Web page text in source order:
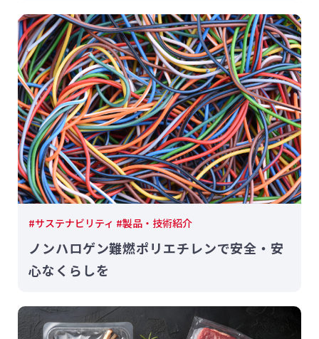
#サステナビリティ #製品・技術紹介
ノンハロゲン難燃ポリエチレンで安全・安
心なくらしを